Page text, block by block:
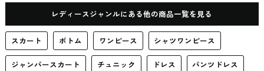
レディースジャンルにある他の商品一覧を見る
スカート ボトム ワンピース シャツワンピース
ジャンパースカート チュニック ドレス パンツドレス